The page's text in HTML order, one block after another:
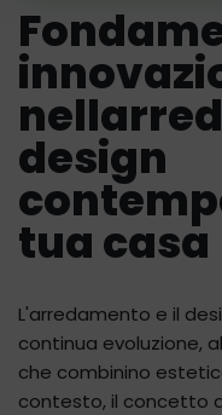
design
tua casa
L'arredamento e il
continua evoluzione,
che combinino
contesto, il concetto